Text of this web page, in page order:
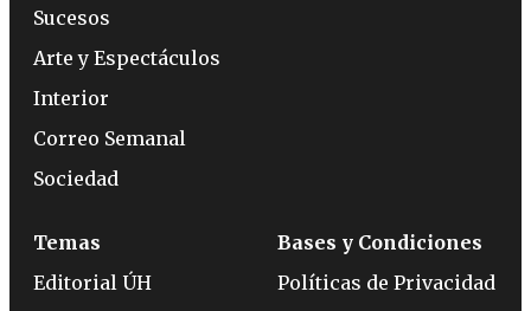
Sucesos
Arte y Espectáculos
Interior
Correo Semanal
Sociedad
Temas
Editorial ÚH
Bases y Condiciones
Políticas de Privacidad